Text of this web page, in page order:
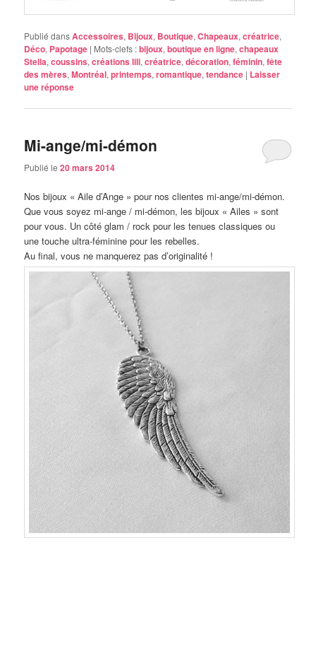
Publié dansAccessoires, Bijoux, Boutique,Chapeaux,créatrice,
Déco, Papotage | Mots-clefs :bijoux,boutique en ligne,chapeaux
Stella,coussins,créations lili,créatrice,décoration,féminin,fête
des mères,Montréal,printemps,romantique,tendance | Laisser
une réponse
Mi-ange/mi-démon
Publié le20 mars 2014
Nos bijoux « Aile d’Ange » pour nos clientes mi-ange/mi-démon.
Que vous soyez mi-ange / mi-démon, les bijoux « Ailes » sont
pour vous. Un côté glam / rock pour les tenues classiques ou
une touche ultra-féminine pour les rebelles.
Au final, vous ne manquerez pas d’originalité !